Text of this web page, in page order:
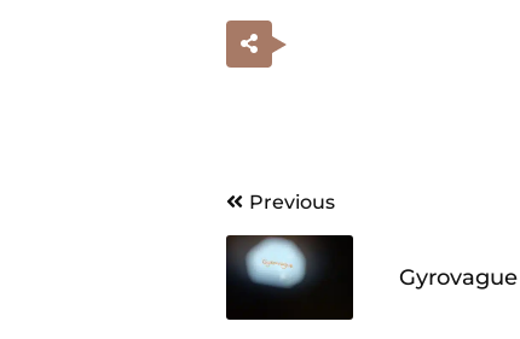
Navigation
de
l’article
Previous
Gyrovague